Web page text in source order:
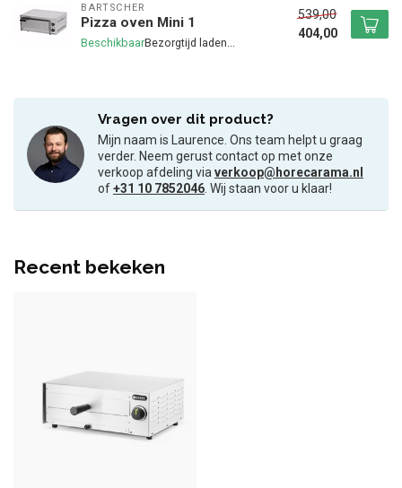
BARTSCHER
Pizza oven Mini 1
Beschikbaar
539,00
404,00
Vragen over dit product?
Mijn naam is Laurence. Ons team helpt u graag
verder. Neem gerust contact op met onze
verkoop afdeling viaverkoop@horecarama.nl
of+31 10 7852046. Wij staan voor u klaar!
Recent bekeken